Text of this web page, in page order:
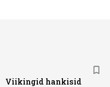
Viikingid hankisid